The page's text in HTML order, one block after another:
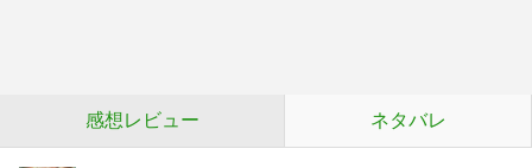
感想レビュー ネタバレ